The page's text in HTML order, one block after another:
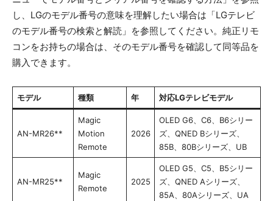
し、LGのモデル番号の意味を理解したい場合は「LGテレビ
のモデル番号の検索と解読」を参照してください。純正リモ
コンをお持ちの場合は、そのモデル番号を確認して同等品を
購入できます。
モデル 種類 年 対応LGテレビモデル
AN-MR26**
Magic
Motion
Remote
2026
OLED G6、C6、B6シリー
ズ、QNED Bシリーズ、
85B、80Bシリーズ、UB
AN-MR25**
Magic
Remote
2025
OLED G5、C5、B5シリー
ズ、QNED Aシリーズ、
85A、80Aシリーズ、UA